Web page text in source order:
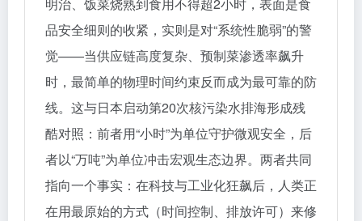
品安全细则的收紧，实则是对“系统性脆弱”的警
觉——当供应链高度复杂、预制菜渗透率飙升
时，最简单的物理时间约束反而成为最可靠的防
线。这与日本启动第20次核污染水排海形成残
酷对照：前者用“小时”为单位守护微观安全，后
者以“万吨”为单位冲击宏观生态边界。两者共同
指向一个事实：在科技与工业化狂飙后，人类正
在用最原始的方式（时间控制、排放许可）来修